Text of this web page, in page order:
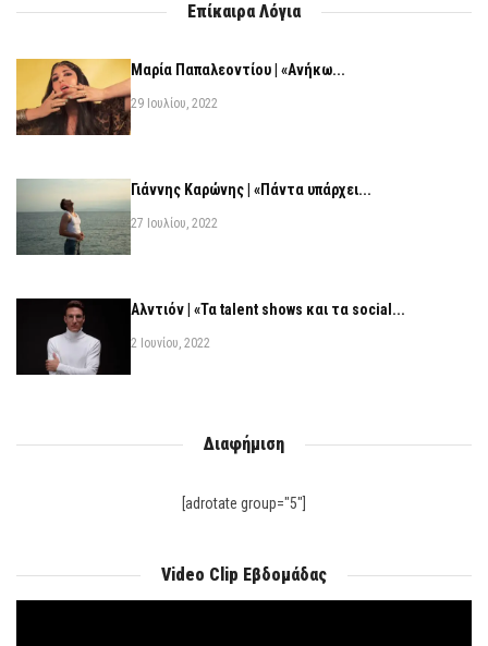
Επίκαιρα Λόγια
Μαρία Παπαλεοντίου | «Ανήκω...
29 Ιουλίου, 2022
Γιάννης Καρώνης | «Πάντα υπάρχει...
27 Ιουλίου, 2022
Αλντιόν | «Τα talent shows και τα social...
2 Ιουνίου, 2022
Διαφήμιση
[adrotate group="5"]
Video Clip Εβδομάδας